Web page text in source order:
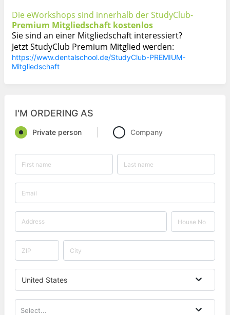
Die eWorkshops sind innerhalb der StudyClub-
Premium Mitgliedschaft kostenlos
Sie sind an einer Mitgliedschaft interessiert?
Jetzt StudyClub Premium Mitglied werden:
https://www.dentalschool.de/StudyClub-PREMIUM-
Mitgliedschaft
I'M ORDERING AS
Private person Company
United States
Select...